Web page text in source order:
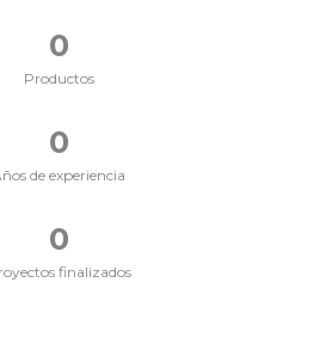
Productos
0
de experiencia
0
finalizados
0